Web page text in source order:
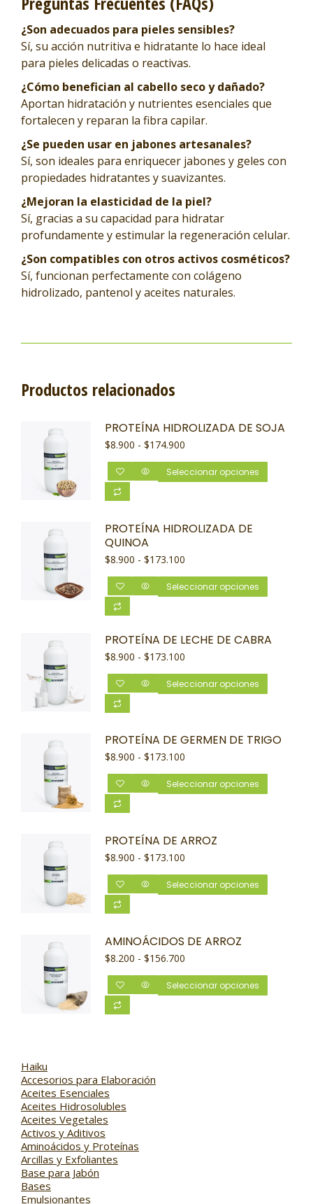
¿Son adecuados para pieles sensibles?
Sí, su acción nutritiva e hidratante lo hace ideal
para pieles delicadas o reactivas.
¿Cómo benefician al cabello seco y dañado?
Aportan hidratación y nutrientes esenciales que
fortalecen y reparan la fibra capilar.
¿Se pueden usar en jabones artesanales?
Sí, son ideales para enriquecer jabones y geles con
propiedades hidratantes y suavizantes.
¿Mejoran la elasticidad de la piel?
Sí, gracias a su capacidad para hidratar
profundamente y estimular la regeneración celular.
¿Son compatibles con otros activos cosméticos?
Sí, funcionan perfectamente con colágeno
hidrolizado, pantenol y aceites naturales.
Productos relacionados
PROTEÍNA HIDROLIZADA DE SOJA
$8.900 - $174.900
Seleccionar opciones
PROTEÍNA HIDROLIZADA DE
QUINOA
$8.900 - $173.100
Seleccionar opciones
PROTEÍNA DE LECHE DE CABRA
$8.900 - $173.100
Seleccionar opciones
PROTEÍNA DE GERMEN DE TRIGO
$8.900 - $173.100
Seleccionar opciones
PROTEÍNA DE ARROZ
$8.900 - $173.100
Seleccionar opciones
AMINOÁCIDOS DE ARROZ
$8.200 - $156.700
Seleccionar opciones
Haiku
Accesorios para Elaboración
Aceites Esenciales
Aceites Hidrosolubles
Aceites Vegetales
Activos y Aditivos
Aminoácidos y Proteínas
Arcillas y Exfoliantes
Base para Jabón
Bases
Emulsionantes